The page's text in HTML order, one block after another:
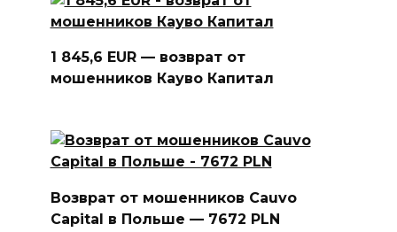
1 845,6 EUR — возврат от
мошенников Кауво Капитал
Возврат от мошенников Cauvo
Capital в Польше — 7672 PLN